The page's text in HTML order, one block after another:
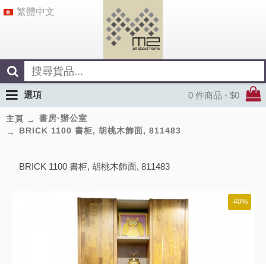
繁體中文
0 件商品 - $0
選項
主頁
書房·辦公室
BRICK 1100 書柜, 胡桃木飾面, 811483
BRICK 1100 書柜, 胡桃木飾面, 811483
-40%